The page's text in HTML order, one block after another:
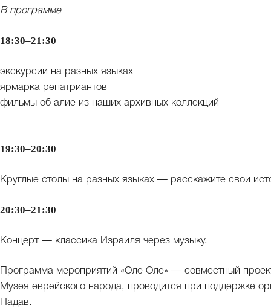
В программе
18:30–21:30
экскурсии на разных языках
ярмарка репатриантов
фильмы об алие из наших архивных коллекций
19:30–20:30
Круглые столы на разных языках — расскажите свои
20:30–21:30
Концерт — классика Израиля через музыку.
Программа мероприятий «Оле Оле» — совместный
Музея еврейского народа, проводится при поддержке
Надав.